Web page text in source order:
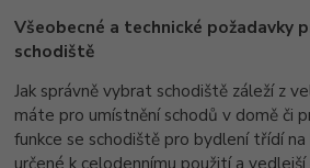
Všeobecné a technické požadavky
schodiště
Jak správně vybrat schodiště záleží z
máte pro umístnění schodů v domě či
funkce se schodiště pro bydlení třídí na
určené k celodennímu použití a